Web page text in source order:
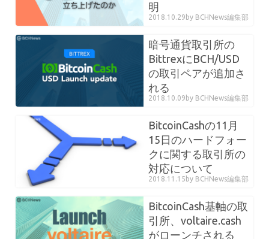
明
2018.10.29 by BCHNews編集部
暗号通貨取引所の
BittrexにBCH/USD
の取引ペアが追加さ
れる
2018.10.09 by BCHNews編集部
BitcoinCashの11月
15日のハードフォー
クに関する取引所の
対応について
2018.11.15 by BCHNews編集部
BitcoinCash基軸の取
引所、voltaire.cash
がローンチされる